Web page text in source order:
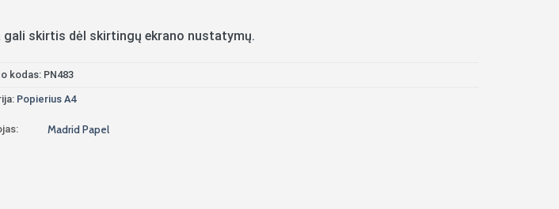
gali skirtis dėl skirtingų ekrano nustatymų.
kodas: PN483
Popierius A4
Madrid Papel